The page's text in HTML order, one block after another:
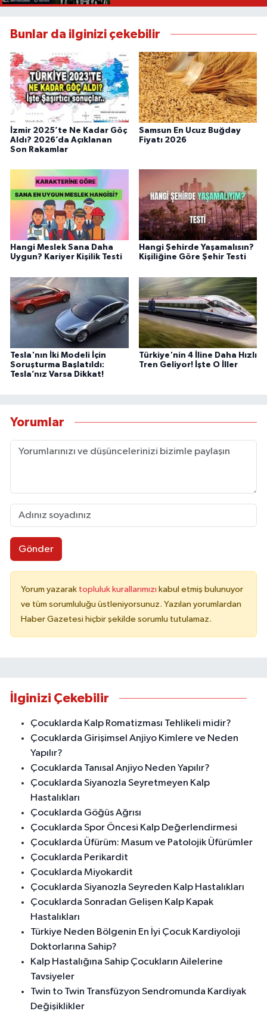
Bunlar da ilginizi çekebilir
İzmir 2025’te Ne Kadar Göç
Aldı? 2026’da Açıklanan
Son Rakamlar
Samsun En Ucuz Buğday
Fiyatı 2026
Hangi Meslek Sana Daha
Uygun? Kariyer Kişilik Testi
Hangi Şehirde Yaşamalısın?
Kişiliğine Göre Şehir Testi
Tesla'nın İki Modeli İçin
Soruşturma Başlatıldı:
Tesla’nız Varsa Dikkat!
Türkiye'nin 4 İline Daha Hızlı
Tren Geliyor! İşte O İller
Yorumlar
Gönder
Yorum yazarak topluluk kurallarımızı kabul etmiş bulunuyor
ve tüm sorumluluğu üstleniyorsunuz. Yazılan yorumlardan
Haber Gazetesi hiçbir şekilde sorumlu tutulamaz.
İlginizi Çekebilir
Çocuklarda Kalp Romatizması Tehlikeli midir?
Çocuklarda Girişimsel Anjiyo Kimlere ve Neden
Yapılır?
Çocuklarda Tanısal Anjiyo Neden Yapılır?
Çocuklarda Siyanozla Seyretmeyen Kalp
Hastalıkları
Çocuklarda Göğüs Ağrısı
Çocuklarda Spor Öncesi Kalp Değerlendirmesi
Çocuklarda Üfürüm: Masum ve Patolojik Üfürümler
Çocuklarda Perikardit
Çocuklarda Miyokardit
Çocuklarda Siyanozla Seyreden Kalp Hastalıkları
Çocuklarda Sonradan Gelişen Kalp Kapak
Hastalıkları
Türkiye Neden Bölgenin En İyi Çocuk Kardiyoloji
Doktorlarına Sahip?
Kalp Hastalığına Sahip Çocukların Ailelerine
Tavsiyeler
Twin to Twin Transfüzyon Sendromunda Kardiyak
Değişiklikler